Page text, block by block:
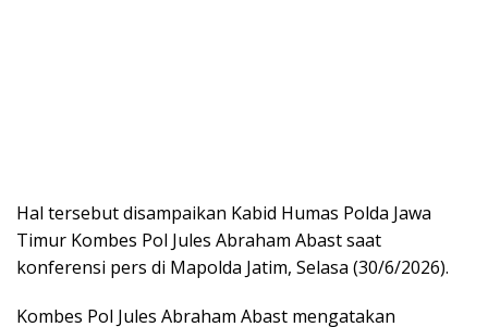
Hal tersebut disampaikan Kabid Humas Polda Jawa
Timur Kombes Pol Jules Abraham Abast saat
konferensi pers di Mapolda Jatim, Selasa (30/6/2026).
Kombes Pol Jules Abraham Abast mengatakan